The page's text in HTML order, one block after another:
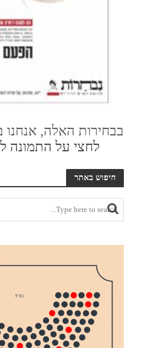
בבחירות האלה, אנחנו
לחצי על התמונה
חיפוש באתר